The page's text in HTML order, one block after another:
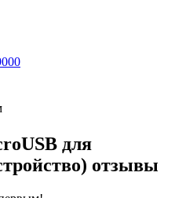
для
отзывы